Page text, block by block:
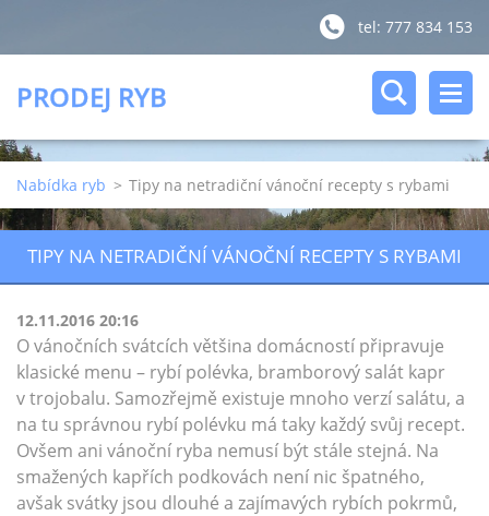
tel: 777 834 153
PRODEJ RYB
Nabídka ryb > Tipy na netradiční vánoční recepty s rybami
TIPY NA NETRADIČNÍ VÁNOČNÍ RECEPTY S RYBAMI
12.11.2016 20:16
O vánočních svátcích většina domácností připravuje
klasické menu – rybí polévka, bramborový salát kapr
v trojobalu. Samozřejmě existuje mnoho verzí salátu, a
na tu správnou rybí polévku má taky každý svůj recept.
Ovšem ani vánoční ryba nemusí být stále stejná. Na
smažených kapřích podkovách není nic špatného,
avšak svátky jsou dlouhé a zajímavých rybích pokrmů,